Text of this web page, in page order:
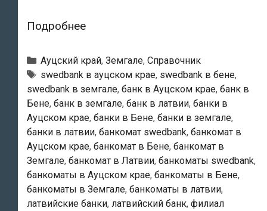
ПодробнееSwedbank
Банкоматы
в
Бене
Рубрики
Ауцский край, Земгале, Справочник
Тэги
swedbank в ауцском крае, swedbank в бене,
swedbank в земгале, банк в Ауцском крае, банк в
Бене, банк в земгале, банк в латвии, банки в
Ауцском крае, банки в Бене, банки в земгале,
банки в латвии, банкомат swedbank, банкомат в
Ауцском крае, банкомат в Бене, банкомат в
Земгале, банкомат в Латвии, банкоматы swedbank,
банкоматы в Ауцском крае, банкоматы в Бене,
банкоматы в Земгале, банкоматы в латвии,
латвийские банки, латвийский банк, филиал